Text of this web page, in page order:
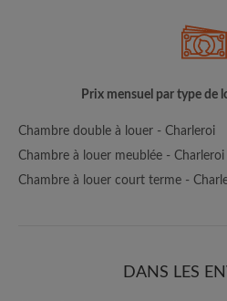
Prix mensuel par type de
Chambre double à louer - Charleroi
Chambre à louer meublée - Charleroi
Chambre à louer court terme -
DANS LES